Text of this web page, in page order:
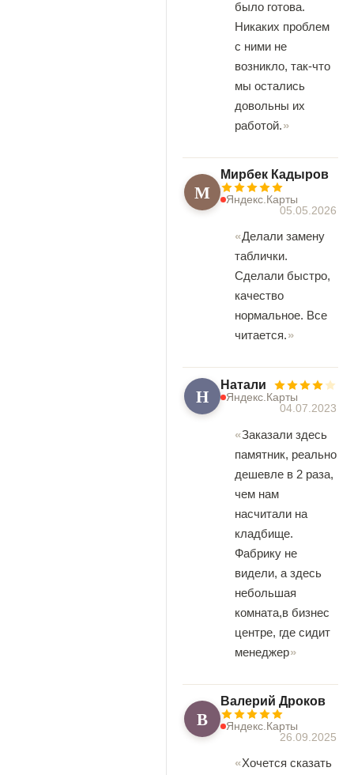
было готова.
Никаких проблем
с ними не
возникло, так-что
мы остались
довольны их
работой.
М
Мирбек Кадыров
Яндекс.Карты
05.05.2026
Делали замену
таблички.
Сделали быстро,
качество
нормальное. Все
читается.
Н Натали
Яндекс.Карты
04.07.2023
Заказали здесь
памятник, реально
дешевле в 2 раза,
чем нам
насчитали на
кладбище.
Фабрику не
видели, а здесь
небольшая
комната,в бизнес
центре, где сидит
менеджер
В
Валерий Дроков
Яндекс.Карты
26.09.2025
Хочется сказать